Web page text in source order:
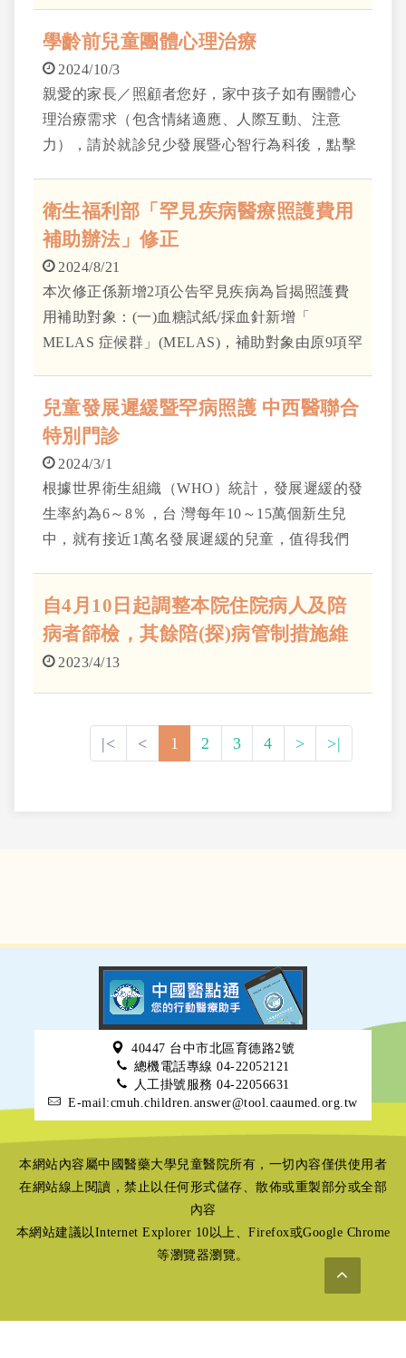
年4月9日止。 (二)第2季(114年4月至6月)受
理至114年7月7日止。 (三)第3季(114年7月至
9月)受理至114年10月8日止。 (四)第4季(114
年10月及11月)受理至114年12月5日止。
學齡前兒童團體心理治療
2024/10/3
親愛的家長／照顧者您好，家中孩子如有團體心
理治療需求（包含情緒適應、人際互動、注意
力），請於就診兒少發展暨心智行為科後，點擊
衛生福利部「罕見疾病醫療照護費用
補助辦法」修正
2024/8/21
本次修正係新增2項公告罕見疾病為旨揭照護費
用補助對象：(一)血糖試紙/採血針新增「
MELAS 症候群」(MELAS)，補助對象由原9項罕
罕見疾病增加為3項。
兒童發展遲緩暨罕病照護 中西醫聯合
特別門診
2024/3/1
根據世界衛生組織（WHO）統計，發展遲緩的發
生率約為6～8％，台 灣每年10～15萬個新生兒
中，就有接近1萬名發展遲緩的兒童，值得我們
不同，兒童神經科醫師可能會為您安排腦部超音
波、 腦波、抽血檢驗、核磁共振、基因檢測等檢
查，並視情況搭配藥物治療。
自4月10日起調整本院住院病人及陪
病者篩檢，其餘陪(探)病管制措施維
持不變。
2023/4/13
|< < 1 2 3 4 > >|
40447 台中市北區育德路2號
總機電話專線 04-22052121
人工掛號服務 04-22056631
E-mail:cmuh.children.answer@tool.caaumed.org.tw
本網站內容屬中國醫藥大學兒童醫院所有，一切內容僅供使用者
在網站線上閱讀，禁止以任何形式儲存、散佈或重製部分或全部
內容
本網站建議以Internet Explorer 10以上、Firefox或Google Chrome
等瀏覽器瀏覽。